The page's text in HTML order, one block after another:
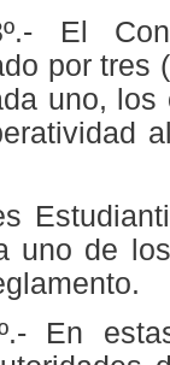
El
por tres
uno,
uno de
En